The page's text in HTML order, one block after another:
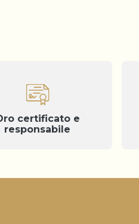
certificato e
responsabile